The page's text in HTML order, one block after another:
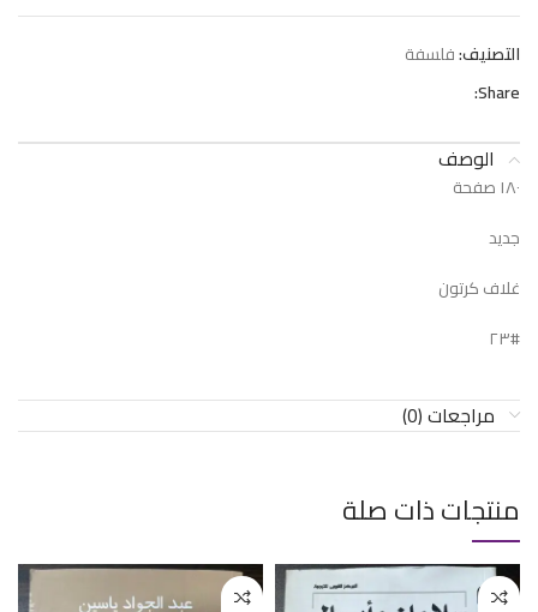
التصنيف:فلسفة
Share:
الوصف
١٨٠ صفحة
جديد
غلاف كرتون
#٢٣
مراجعات (0)
منتجات ذات صلة